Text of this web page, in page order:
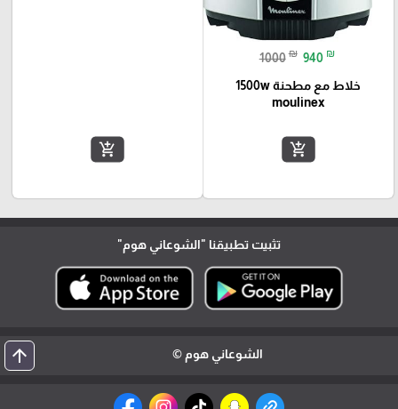
1000 ₪ 940 ₪
خلاط مع مطحنة 1500w
moulinex
add_shopping_cart
add_shopping_cart
تثبيت تطبيقنا "الشوعاني هوم"
الشوعاني هوم © arrow_upward